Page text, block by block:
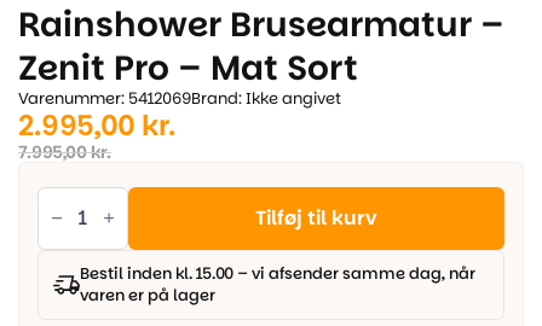
Rainshower Brusearmatur –
Zenit Pro – Mat Sort
Varenummer: 5412069Brand: Ikke angivet
7.995,00kr.
Den
oprindelige
pris
var:
7.995,00 kr..
2.995,00 kr.
Den
aktuelle
pris
2.995,00 kr..
Rainshower
Brusearmatur
Zenit
Tilføj til kurv
Bestil inden kl. 15.00 – vi afsender samme dag, når
varen er på lager